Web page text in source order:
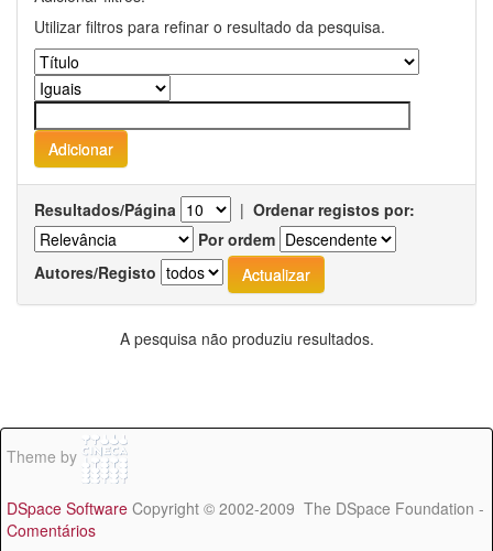
Utilizar filtros para refinar o resultado da pesquisa.
Resultados/Página | Ordenar registos por:
Por ordem
Autores/Registo
A pesquisa não produziu resultados.
Theme by
DSpace Software Copyright © 2002-2009 The DSpace Foundation -
Comentários